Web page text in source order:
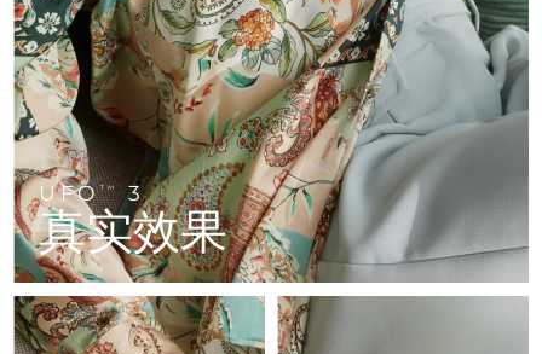
UFOTM 3
真实效果
LUNA™ 4 go
For travel or gym bag
LUNA™ 护肤
Premium cleansers & balm
LUNA™ 设备
All facial cleansing devices
BEAR™ 设备
All premium facelift devices
UFO™ 3 go
Portable red light therapy
面膜
Rejuvenation & hydration
UFO™ 设备
All deep facial hydration devices
issa™ 4 baby
For ages 0-3
issa™ Teeth Whitening Set
Dual LED + sonic device & 18% PAP gel
ISSA™ 设备
All silicone sonic toothbrushes
FAQ™ 102
Advanced clinical anti-aging
FAQ™ 103
Luxurious clinical anti-aging set
FAQ™ P1 Primer
Manuka honey primer
FAQ™ 202
LED mask
FAQ™ 211
Anti-aging neck & décolleté LED mask
FAQ™ 221
Anti-aging LED hand mask
生发
FAQ™ 301
LED hair strengthening scalp massager
FAQ™ Scalp Serum
Scalp recovery probiotic serum
FAQ™护肤品
All FAQ™ skincare
肌肤年轻化
FAQ™ 501
Full-Spectrum Red Light Therapy
FAQ™ 502
Full-Spectrum Red Light Therapy
FAQ™ Red Light Serum
保健品
NEW
专业治疗
克罗地亚 预计送达日期 8/9/26
塞浦路斯 预计送达日期 8/10/26
捷克 预计送达日期8/9/26
丹麦 预计送达日期
爱沙尼亚 预计送达日期8/9/26
芬兰